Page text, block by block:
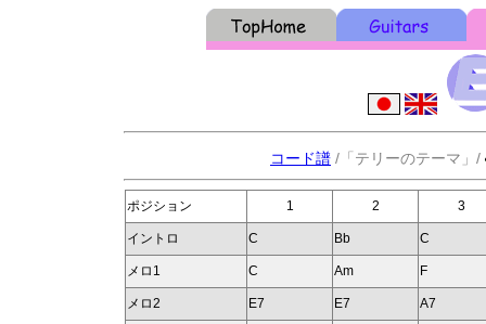
コード譜 /「テリーのテーマ」/
ポジション 1 2 3
イントロ C Bb C
メロ1 C Am F
メロ2 E7 E7 A7